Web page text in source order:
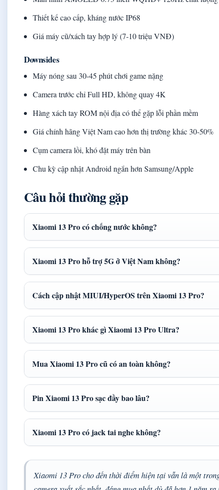
Thiết kế cao cấp, kháng nước IP68
Giá máy cũ/xách tay hợp lý (7-10 triệu VNĐ)
Downsides
Máy nóng sau 30-45 phút chơi game nặng
Camera trước chỉ Full HD, không quay 4K
Hàng xách tay ROM nội địa có thể gặp lỗi phần mềm
Giá chính hãng Việt Nam cao hơn thị trường khác 30-50%
Cụm camera lồi, khó đặt máy trên bàn
Chu kỳ cập nhật Android ngắn hơn Samsung/Apple
Câu hỏi thường gặp
Xiaomi 13 Pro có chống nước không?
Xiaomi 13 Pro hỗ trợ 5G ở Việt Nam không?
Cách cập nhật MIUI/HyperOS trên Xiaomi 13 Pro?
Xiaomi 13 Pro khác gì Xiaomi 13 Pro Ultra?
Mua Xiaomi 13 Pro cũ có an toàn không?
Pin Xiaomi 13 Pro sạc đầy bao lâu?
Xiaomi 13 Pro có jack tai nghe không?
Xiaomi 13 Pro cho đến thời điểm hiện tại vẫn là một